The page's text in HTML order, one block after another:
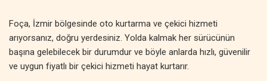
Foça, İzmir bölgesinde oto kurtarma ve çekici hizmeti
arıyorsanız, doğru yerdesiniz. Yolda kalmak her sürücünün
başına gelebilecek bir durumdur ve böyle anlarda hızlı, güvenilir
ve uygun fiyatlı bir çekici hizmeti hayat kurtarır.